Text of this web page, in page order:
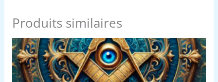
Produits similaires